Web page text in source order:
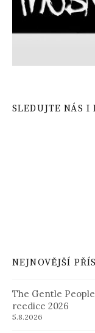
SLEDUJTE NÁS I
NEJNOVĚJŠÍ
The Gentle
reedice 2026
5.8.2026